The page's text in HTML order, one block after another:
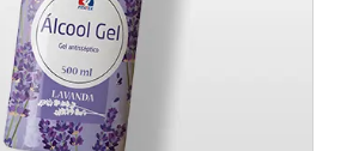
Sleeve Minas geraisEmpresa de